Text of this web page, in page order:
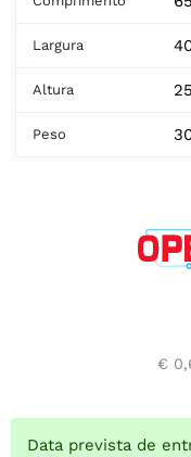
Largura
Altura
Peso
€
Data prevista de